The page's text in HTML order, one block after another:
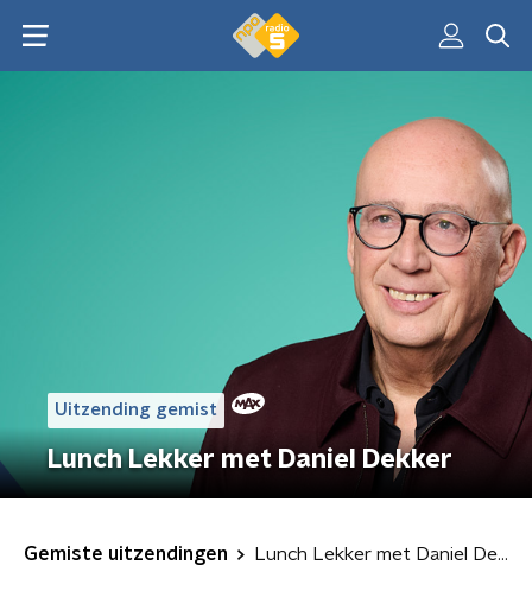
Uitzending gemist
Lunch Lekker met Daniel Dekker
Gemiste uitzendingen Lunch Lekker met Daniel Dekker